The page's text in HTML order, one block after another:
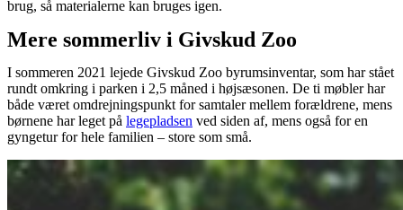
brug, så materialerne kan bruges igen.
Mere sommerliv i Givskud Zoo
I sommeren 2021 lejede Givskud Zoo byrumsinventar, som har stået
rundt omkring i parken i 2,5 måned i højsæsonen. De ti møbler har
både været omdrejningspunkt for samtaler mellem forældrene, mens
børnene har leget på legepladsen ved siden af, mens også for en
gyngetur for hele familien – store som små.